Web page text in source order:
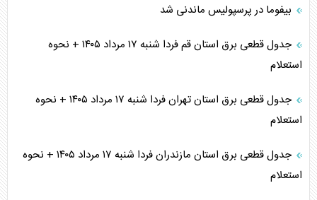
بیفوما در پرسپولیس ماندنی شد
جدول قطعی برق استان قم فردا شنبه ۱۷ مرداد ۱۴۰۵ + نحوه
استعلام
جدول قطعی برق استان تهران فردا شنبه ۱۷ مرداد ۱۴۰۵ + نحوه
استعلام
جدول قطعی برق استان مازندران فردا شنبه ۱۷ مرداد ۱۴۰۵ + نحوه
استعلام